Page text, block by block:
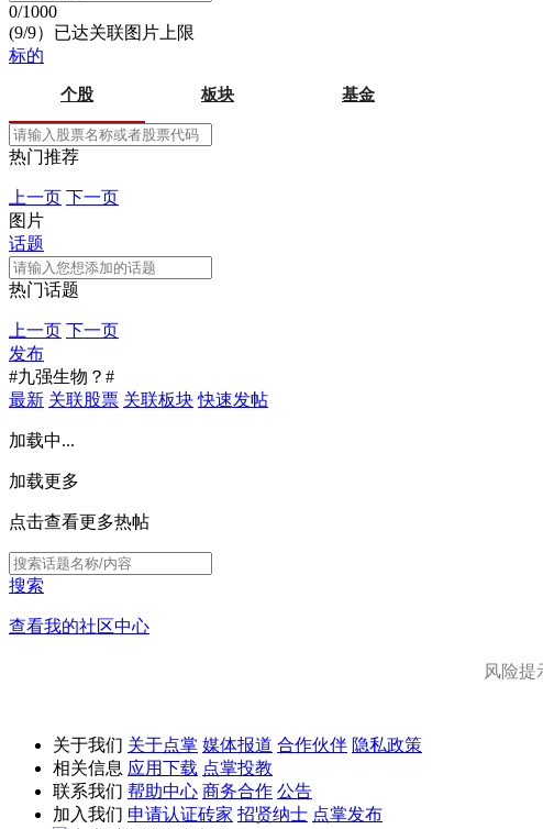
0/1000
(9/9）已达关联图片上限
标的
个股 板块 基金
热门推荐
上一页 下一页
图片
话题
热门话题
上一页 下一页
发布
#九强生物？#
最新 关联股票 关联板块 快速发帖
加载中...
加载更多
点击查看更多热帖
搜索
查看我的社区中心
风险
关于我们 关于点掌 媒体报道 合作伙伴 隐私政策
相关信息 应用下载 点掌投教
联系我们 帮助中心 商务合作 公告
加入我们 申请认证砖家 招贤纳士 点掌发布